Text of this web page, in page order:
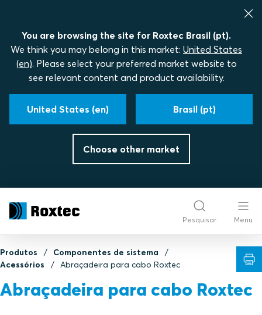
You are browsing the site for Roxtec Brasil (pt).
We think you may belong in this market: United States
(en). Please select your preferred market website to
see relevant content and product availability.
United States (en) Brasil (pt)
Choose other market
Pesquisar Menu
Produtos
Componentes de sistema
Acessórios
Abraçadeira para cabo Roxtec
Abraçadeira para cabo Roxtec